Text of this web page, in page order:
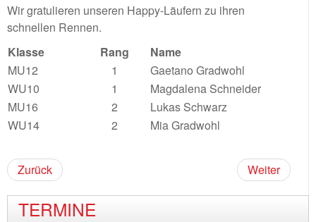
Wir gratulieren unseren Happy-Läufern zu ihren
schnellen Rennen.
Klasse
Rang
Name
MU12
1
Gaetano Gradwohl
WU10
1
Magdalena Schneider
MU16
2
Lukas Schwarz
WU14
2 Mia Gradwohl
Zurück Weiter
TERMINE